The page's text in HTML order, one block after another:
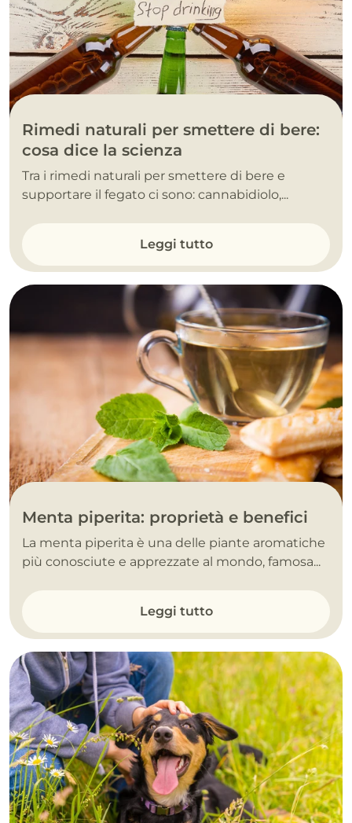
Rimedi naturali per smettere di bere:
cosa dice la scienza
Tra i rimedi naturali per smettere di bere e
supportare il fegato ci sono: cannabidiolo,...
Leggi tutto
Menta piperita: proprietà e benefici
La menta piperita è una delle piante aromatiche
più conosciute e apprezzate al mondo, famosa...
Leggi tutto